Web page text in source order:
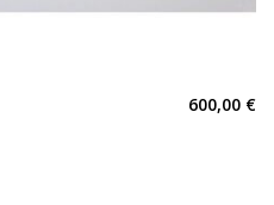
600,00 €